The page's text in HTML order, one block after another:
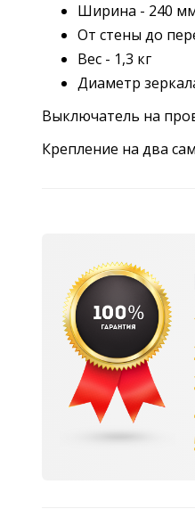
Ширина - 240
От стены до
Вес - 1,3 кг
Диаметр
Выключатель на
Крепление на два